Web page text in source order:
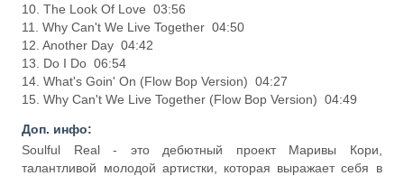
10. The Look Of Love 03:56
11. Why Can't We Live Together 04:50
12. Another Day 04:42
13. Do I Do 06:54
14. What's Goin' On (Flow Bop Version) 04:27
15. Why Can't We Live Together (Flow Bop Version) 04:49
Доп. инфо:
Soulful Real - это дебютный проект Маривы Кори,
талантливой молодой артистки, которая выражает себя в